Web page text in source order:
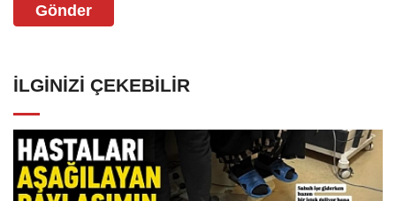
Gönder
İLGINIZI ÇEKEBILIR